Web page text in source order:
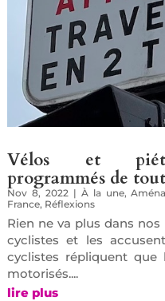
Vélos et
programmés de
Nov 8, 2022 | À la une,
France, Réflexions
Rien ne va plus dans
cyclistes et les
cyclistes répliquent que
motorisés....
lire plus